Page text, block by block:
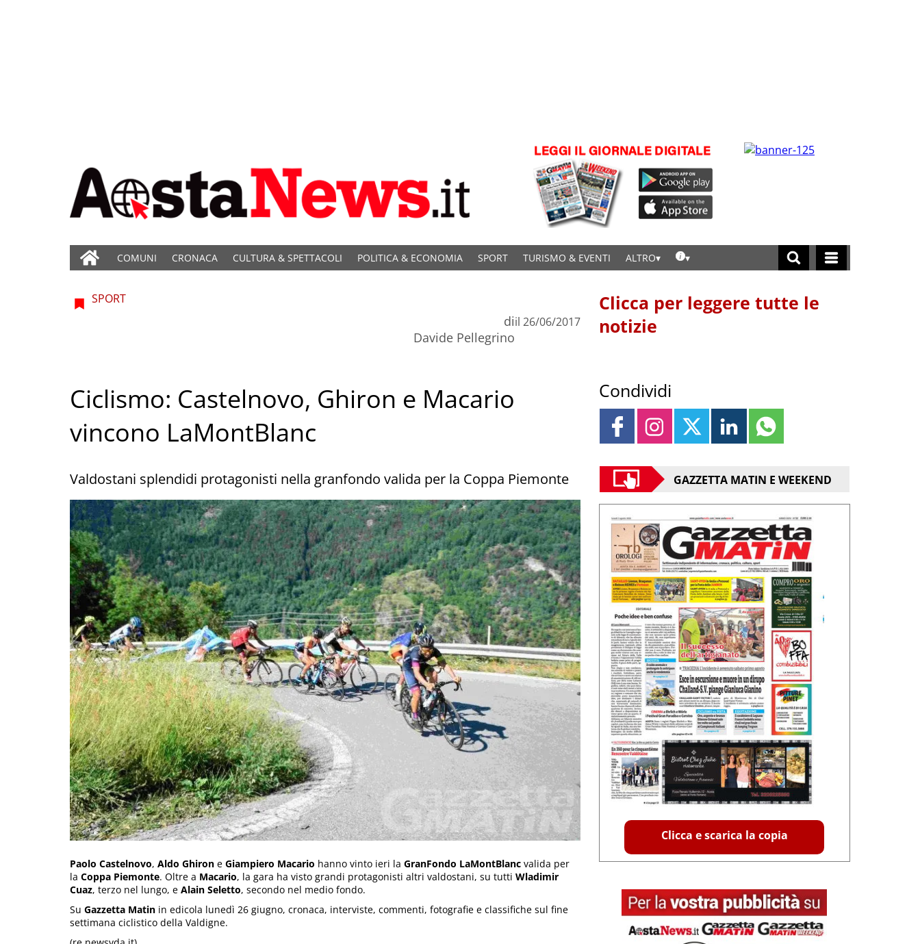
COMUNI CRONACA CULTURA & SPETTACOLI POLITICA & ECONOMIA SPORT TURISMO & EVENTI ALTRO
SPORT
di
Davide Pellegrino
il 26/06/2017
Ciclismo: Castelnovo, Ghiron e Macario
vincono LaMontBlanc
Valdostani splendidi protagonisti nella granfondo valida per la Coppa Piemonte
Paolo Castelnovo, Aldo Ghiron e Giampiero Macario hanno vinto ieri la GranFondo LaMontBlanc valida per
la Coppa Piemonte. Oltre a Macario, la gara ha visto grandi protagonisti altri valdostani, su tutti Wladimir
Cuaz, terzo nel lungo, e Alain Seletto, secondo nel medio fondo.
Su Gazzetta Matin in edicola lunedì 26 giugno, cronaca, interviste, commenti, fotografie e classifiche sul fine
settimana ciclistico della Valdigne.
Clicca per leggere tutte le
notizie
Condividi
GAZZETTA MATIN E WEEKEND
Clicca e scarica la copia